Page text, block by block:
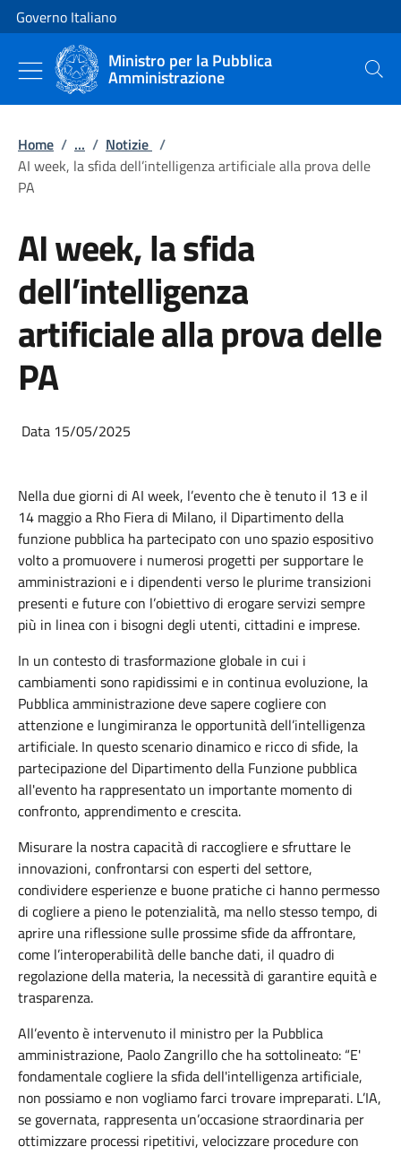
Vai al contenuto
Vai alla navigazione del sito
Governo Italiano
Ministro per la Pubblica
Amministrazione Cerca
Home / ... / Notizie /
AI week, la sfida dell’intelligenza artificiale alla prova delle
PA
AI week, la sfida
dell’intelligenza
artificiale alla prova delle
PA
Data 15/05/2025
Nella due giorni di AI week, l’evento che è tenuto il 13 e il
14 maggio a Rho Fiera di Milano, il Dipartimento della
funzione pubblica ha partecipato con uno spazio espositivo
volto a promuovere i numerosi progetti per supportare le
amministrazioni e i dipendenti verso le plurime transizioni
presenti e future con l’obiettivo di erogare servizi sempre
più in linea con i bisogni degli utenti, cittadini e imprese.
In un contesto di trasformazione globale in cui i
cambiamenti sono rapidissimi e in continua evoluzione, la
Pubblica amministrazione deve sapere cogliere con
attenzione e lungimiranza le opportunità dell’intelligenza
artificiale. In questo scenario dinamico e ricco di sfide, la
partecipazione del Dipartimento della Funzione pubblica
all'evento ha rappresentato un importante momento di
confronto, apprendimento e crescita.
Misurare la nostra capacità di raccogliere e sfruttare le
innovazioni, confrontarsi con esperti del settore,
condividere esperienze e buone pratiche ci hanno permesso
di cogliere a pieno le potenzialità, ma nello stesso tempo, di
aprire una riflessione sulle prossime sfide da affrontare,
come l’interoperabilità delle banche dati, il quadro di
regolazione della materia, la necessità di garantire equità e
trasparenza.
All’evento è intervenuto il ministro per la Pubblica
amministrazione, Paolo Zangrillo che ha sottolineato: “E'
fondamentale cogliere la sfida dell'intelligenza artificiale,
non possiamo e non vogliamo farci trovare impreparati. L’IA,
se governata, rappresenta un’occasione straordinaria per
ottimizzare processi ripetitivi, velocizzare procedure con